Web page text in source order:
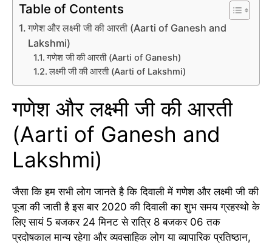
Table of Contents
गणेश और लक्ष्मी जी की आरती (Aarti of Ganesh and
Lakshmi)
गणेश जी की आरती (Aarti of Ganesh)
लक्ष्मी जी की आरती (Aarti of Lakshmi)
गणेश और लक्ष्मी जी की आरती
(Aarti of Ganesh and
Lakshmi)
जैसा कि हम सभी लोग जानते है कि दिवाली में गणेश और लक्ष्मी जी की
पूजा की जाती है इस बार 2020 की दिवाली का शुभ समय ग्रहस्थो के
लिए सायं 5 बजकर 24 मिनट से रात्रि 8 बजकर 06 तक
प्रदोषकाल मान्य रहेगा और व्यवसाहिक लोग या व्यापारिक प्रतिष्ठान,